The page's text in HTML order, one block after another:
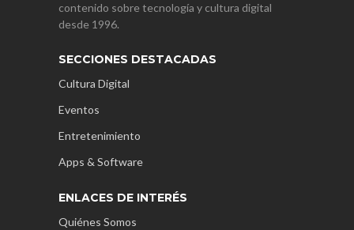
contenido sobre tecnología y cultura digital
desde 1996.
SECCIONES DESTACADAS
Cultura Digital
Eventos
Entretenimiento
Apps & Software
ENLACES DE INTERÉS
Quiénes Somos